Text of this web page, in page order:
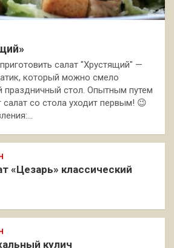
салат "Хрустящий" —
который можно смело
праздничный стол. Опытным путем
салат со стола уходит первым! 😉
«Цезарь» классический
кулич